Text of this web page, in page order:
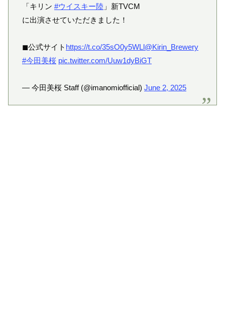
「キリン #ウイスキー陸 」新TVCM
に出演させていただきました！
◼公式サイト https://t.co/35sO0y5WLl@Kirin_Brewery
#今田美桜 pic.twitter.com/Uuw1dyBiGT
— 今田美桜 Staff (@imanomiofficial) June 2, 2025